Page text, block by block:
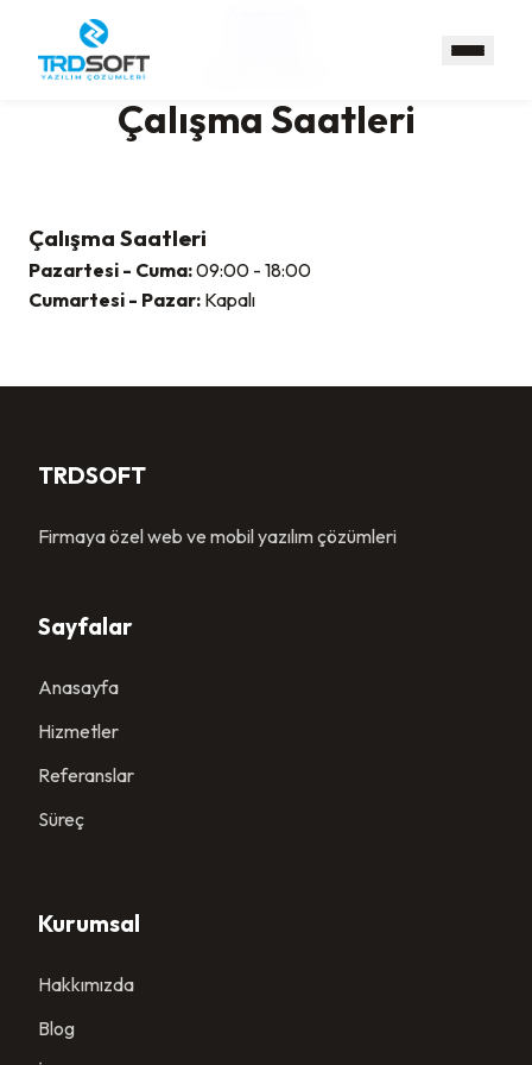
Çalışma Saatleri
Çalışma Saatleri
Pazartesi - Cuma:09:00 - 18:00
Cumartesi - Pazar: Kapalı
TRDSOFT
Firmaya özel web ve mobil yazılım çözümleri
Sayfalar
Anasayfa
Hizmetler
Referanslar
Süreç
Kurumsal
Hakkımızda
Blog